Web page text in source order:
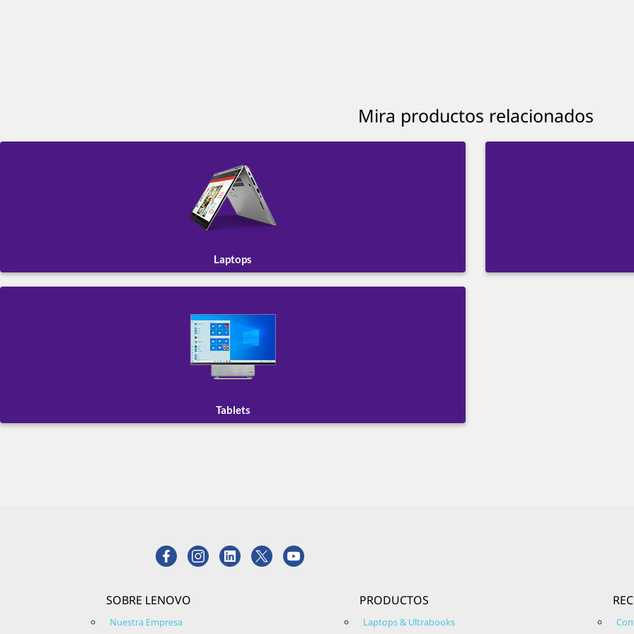
Mira productos relacionados
Laptops
Tablets
SOBRE LENOVO
Nuestra Empresa
PRODUCTOS
Laptops & Ultrabooks